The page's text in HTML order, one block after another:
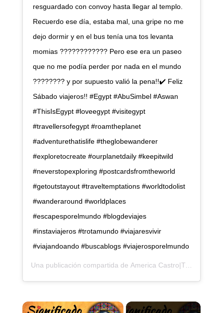
resguardado con convoy hasta llegar al templo.
Recuerdo ese día, estaba mal, una gripe no me
dejo dormir y en el bus tenía una tos levanta
momias ???????????? Pero ese era un paseo
que no me podía perder por nada en el mundo
???????? y por supuesto valió la pena!!✔️ Feliz
Sábado viajeros!! #Egypt #AbuSimbel #Aswan
#ThisIsEgypt #loveegypt #visitegypt
#travellersofegypt #roamtheplanet
#adventurethatislife #theglobewanderer
#exploretocreate #ourplanetdaily #keepitwild
#neverstopexploring #postcardsfromtheworld
#getoutstayout #traveltemptations #worldtodolist
#wanderaround #worldplaces
#escapesporelmundo #blogdeviajes
#instaviajeros #trotamundo #viajaresvivir
#viajandoando #buscablogs #viajerosporelmundo
Una publicación compartida de America Castro|Travel Blogger
×